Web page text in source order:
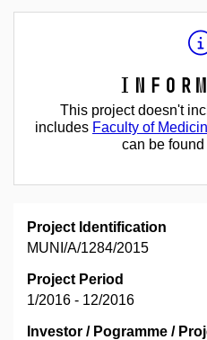
This project doesn't
includes Faculty of
can be found
Project Identification
MUNI/A/1284/2015
Project Period
1/2016 - 12/2016
Investor / Pogramme /